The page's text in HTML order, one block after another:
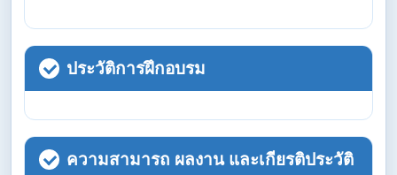
ประวัติการฝึกอบรม
ความสามารถ ผลงาน และเกียรติประวัติ